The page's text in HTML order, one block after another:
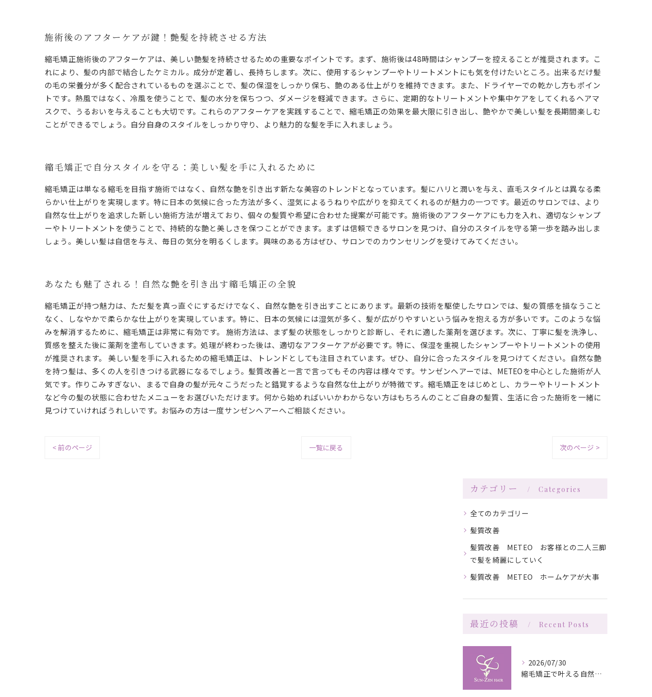
施術後のアフターケアが鍵！艶髪を持続させる方法
縮毛矯正施術後のアフターケアは、美しい艶髪を持続させるための重要なポイントです。まず、施術後は48時間はシャンプーを控えることが推奨されます。こ
れにより、髪の内部で結合したケミカル。成分が定着し、長持ちします。次に、使用するシャンプーやトリートメントにも気を付けたいところ。出来るだけ髪
の毛の栄養分が多く配合されているものを選ぶことで、髪の保湿をしっかり保ち、艶のある仕上がりを維持できます。また、ドライヤーでの乾かし方もポイン
トです。熱風ではなく、冷風を使うことで、髪の水分を保ちつつ、ダメージを軽減できます。さらに、定期的なトリートメントや集中ケアをしてくれるヘアマ
スクで、うるおいを与えることも大切です。これらのアフターケアを実践することで、縮毛矯正の効果を最大限に引き出し、艶やかで美しい髪を長期間楽しむ
ことができるでしょう。自分自身のスタイルをしっかり守り、より魅力的な髪を手に入れましょう。
縮毛矯正で自分スタイルを守る：美しい髪を手に入れるために
縮毛矯正は単なる縮毛を目指す施術ではなく、自然な艶を引き出す新たな美容のトレンドとなっています。髪にハリと潤いを与え、直毛スタイルとは異なる柔
らかい仕上がりを実現します。特に日本の気候に合った方法が多く、湿気によるうねりや広がりを抑えてくれるのが魅力の一つです。最近のサロンでは、より
自然な仕上がりを追求した新しい施術方法が増えており、個々の髪質や希望に合わせた提案が可能です。施術後のアフターケアにも力を入れ、適切なシャンプ
ーやトリートメントを使うことで、持続的な艶と美しさを保つことができます。まずは信頼できるサロンを見つけ、自分のスタイルを守る第一歩を踏み出しま
しょう。美しい髪は自信を与え、毎日の気分を明るくします。興味のある方はぜひ、サロンでのカウンセリングを受けてみてください。
あなたも魅了される！自然な艶を引き出す縮毛矯正の全貌
縮毛矯正が持つ魅力は、ただ髪を真っ直ぐにするだけでなく、自然な艶を引き出すことにあります。最新の技術を駆使したサロンでは、髪の質感を損なうこと
なく、しなやかで柔らかな仕上がりを実現しています。特に、日本の気候には湿気が多く、髪が広がりやすいという悩みを抱える方が多いです。このような悩
みを解消するために、縮毛矯正は非常に有効です。 施術方法は、まず髪の状態をしっかりと診断し、それに適した薬剤を選びます。次に、丁寧に髪を洗浄し、
質感を整えた後に薬剤を塗布していきます。処理が終わった後は、適切なアフターケアが必要です。特に、保湿を重視したシャンプーやトリートメントの使用
が推奨されます。 美しい髪を手に入れるための縮毛矯正は、トレンドとしても注目されています。ぜひ、自分に合ったスタイルを見つけてください。自然な艶
を持つ髪は、多くの人を引きつける武器になるでしょう。髪質改善と一言で言ってもその内容は様々です。サンゼンヘアーでは、METEOを中心とした施術が人
気です。作りこみすぎない、まるで自身の髪が元々こうだったと錯覚するような自然な仕上がりが特徴です。縮毛矯正をはじめとし、カラーやトリートメント
など今の髪の状態に合わせたメニューをお選びいただけます。何から始めればいいかわからない方はもちろんのことご自身の髪質、生活に合った施術を一緒に
見つけていければうれしいです。お悩みの方は一度サンゼンヘアーへご相談ください。
< 前のページ 一覧に戻る 次のページ >
カテゴリー Categories
全てのカテゴリー
髪質改善
髪質改善 METEO お客様との二人三脚
で髪を綺麗にしていく
髪質改善 METEO ホームケアが大事
最近の投稿 Recent Posts
2026/07/30
縮毛矯正で叶える自然な艶としなやかさの秘訣